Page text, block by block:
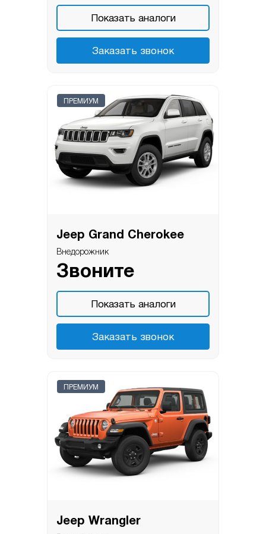
Показать аналоги
Заказать звонок
ПРЕМИУМ
Jeep Grand Cherokee
Внедорожник
Звоните
Показать аналоги
Заказать звонок
ПРЕМИУМ
Jeep Wrangler